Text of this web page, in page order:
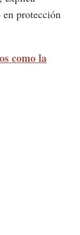
protección
como la